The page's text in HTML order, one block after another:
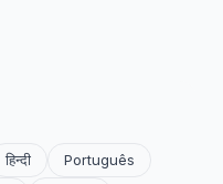
हिन्दी
Português